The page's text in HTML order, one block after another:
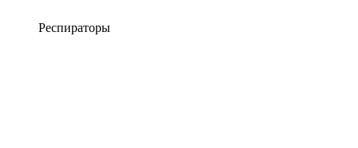
Респираторы